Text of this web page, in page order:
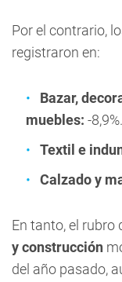
Por el contrario,
registraron en:
Bazar,
muebles: -8,9%.
Textil e
Calzado y
En tanto, el rubro
y construcción
del año pasado,